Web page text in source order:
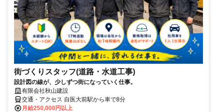
街づくりスタッフ(道路・水道工事)
設計図の線が、少しずつ街になっていく仕事。
有限会社秋山建設
交通・アクセス 自医大前駅から車で8分
月給250,000円以上